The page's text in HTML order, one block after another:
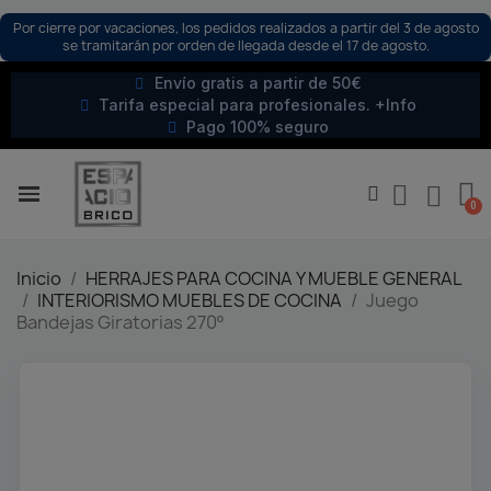
Por cierre por vacaciones, los pedidos realizados a partir del 3 de agosto
se tramitarán por orden de llegada desde el 17 de agosto.
Envío gratis a partir de 50€
Tarifa especial para profesionales. +Info
Pago 100% seguro
Inicio
HERRAJES PARA COCINA Y MUEBLE GENERAL
INTERIORISMO MUEBLES DE COCINA
Juego
Bandejas Giratorias 270º